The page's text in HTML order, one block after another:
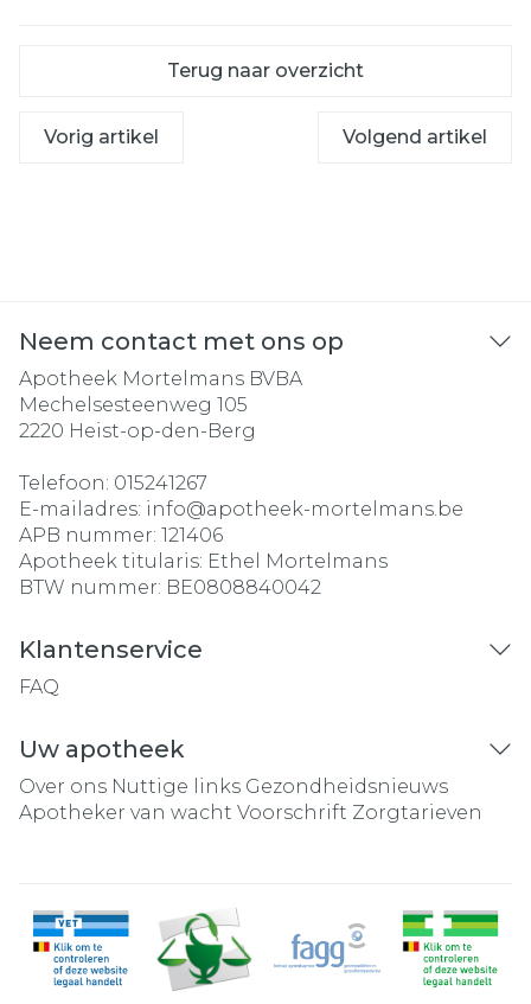
Terug naar overzicht
Vorig artikel Volgend artikel
Neem contact met ons op
Apotheek Mortelmans BVBA
Mechelsesteenweg 105
2220 Heist-op-den-Berg
Telefoon: 015241267
E-mailadres: info@apotheek-mortelmans.be
APB nummer: 121406
Apotheek titularis: Ethel Mortelmans
BTW nummer: BE0808840042
Klantenservice
FAQ
Uw apotheek
Over ons Nuttige links Gezondheidsnieuws
Apotheker van wacht Voorschrift Zorgtarieven